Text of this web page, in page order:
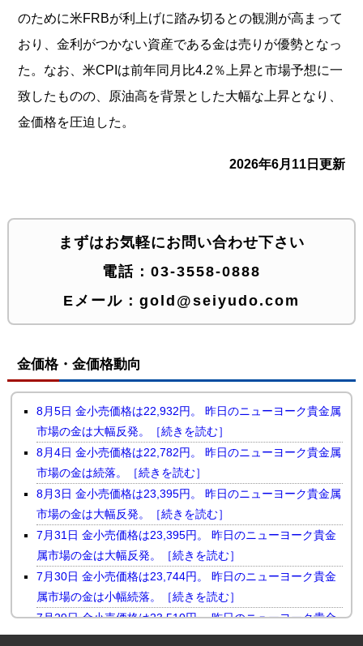
のために米FRBが利上げに踏み切るとの観測が高まって
おり、金利がつかない資産である金は売りが優勢となっ
た。なお、米CPIは前年同月比4.2％上昇と市場予想に一
致したものの、原油高を背景とした大幅な上昇となり、
金価格を圧迫した。
2026年6月11日更新
まずはお気軽にお問い合わせ下さい
電話： 03-3558-0888
Eメール： gold@seiyudo.com
金価格・金価格動向
8月5日 金小売価格は22,932円。 昨日のニューヨーク貴金属
市場の金は大幅反発。［続きを読む］
8月4日 金小売価格は22,782円。 昨日のニューヨーク貴金属
市場の金は続落。［続きを読む］
8月3日 金小売価格は23,395円。 昨日のニューヨーク貴金属
市場の金は大幅反発。［続きを読む］
7月31日 金小売価格は23,395円。 昨日のニューヨーク貴金
属市場の金は大幅反発。［続きを読む］
7月30日 金小売価格は23,744円。 昨日のニューヨーク貴金
属市場の金は小幅続落。［続きを読む］
7月29日 金小売価格は23,510円。 昨日のニューヨーク貴金
属市場の金は反落。［続きを読む］